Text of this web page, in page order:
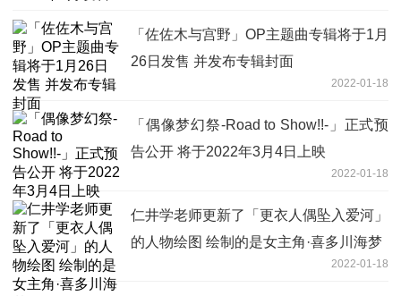
「佐佐木与宫野」OP主题曲专辑将于1月
26日发售 并发布专辑封面
2022-01-18
「偶像梦幻祭-Road to Show!!-」正式预
告公开 将于2022年3月4日上映
2022-01-18
仁井学老师更新了「更衣人偶坠入爱河」
的人物绘图 绘制的是女主角·喜多川海梦
2022-01-18